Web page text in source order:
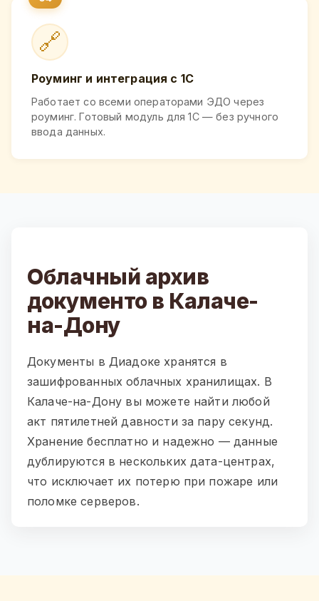
🔗
Роуминг и интеграция с 1С
Работает со всеми операторами ЭДО через
роуминг. Готовый модуль для 1С — без ручного
ввода данных.
Облачный архив
документо в Калаче-
на-Дону
Документы в Диадоке хранятся в
зашифрованных облачных хранилищах. В
Калаче-на-Дону вы можете найти любой
акт пятилетней давности за пару секунд.
Хранение бесплатно и надежно — данные
дублируются в нескольких дата-центрах,
что исключает их потерю при пожаре или
поломке серверов.